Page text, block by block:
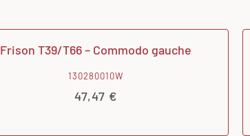
Frison T39/T66 – Commodo gauche
130280010W
47,47 €